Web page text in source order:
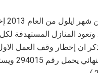
. وتعود المنازل
منزلا قيد